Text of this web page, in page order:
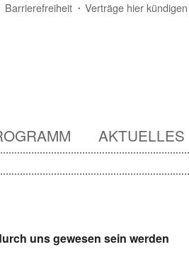
Barrierefreiheit Verträge hier kündigen
AKTUELLES
uns gewesen sein werden